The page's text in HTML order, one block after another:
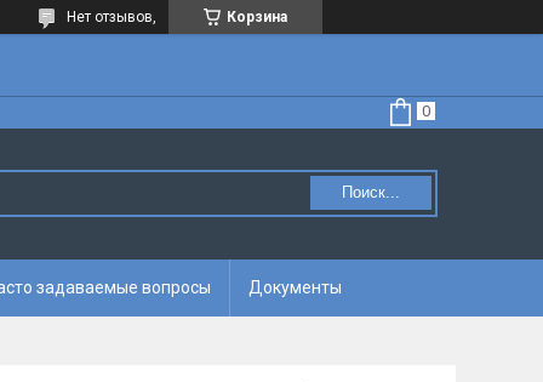
Корзина
Нет отзывов,
Поиск...
задаваемые вопросы Документы